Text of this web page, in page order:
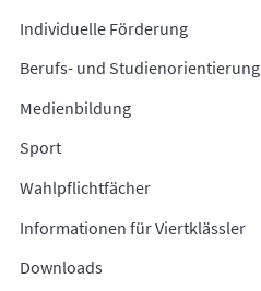
Individuelle Förderung
Berufs- und Studienorientierung
Medienbildung
Sport
Wahlpflichtfächer
Informationen für Viertklässler
Downloads